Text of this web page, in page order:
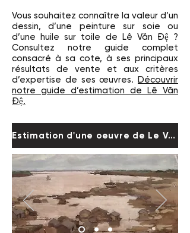
Vous souhaitez connaître la valeur d’un
dessin, d’une peinture sur soie ou
d’une huile sur toile de Lê Văn Đệ ?
Consultez notre guide complet
consacré à sa cote, à ses principaux
résultats de vente et aux critères
d’expertise de ses œuvres. Découvrir
notre guide d’estimation de Lê Văn
Đệ.
Estimation d'une oeuvre de Le Van De